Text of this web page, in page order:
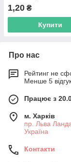
1,20 ₴
Купити
Про нас
Рейтинг не
Менше 5
Працює з
м. Харків
пр. Льва
Україна
Контакти